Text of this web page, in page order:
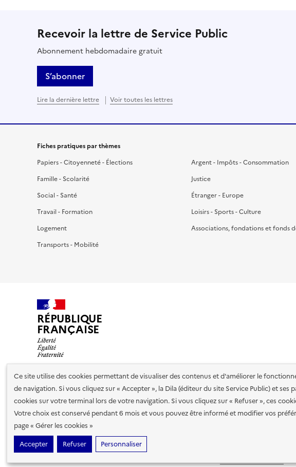
Ce site utilise des cookies permettant de visualiser des contenus et d'améliorer le
de navigation. Si vous cliquez sur « Accepter », la Dila (éditeur du site Service Public) et ses
cookies sur votre terminal lors de votre navigation. Si vous cliquez sur « Refuser », ces
Votre choix est conservé pendant 6 mois et vous pouvez être informé et modifier vos
page « Gérer les cookies »
Accepter
Refuser Personnaliser
Recevoir la lettre de Service Public
Abonnement hebdomadaire gratuit
S’abonner
Lire la dernière lettre Voir toutes les lettres
Fiches pratiques par thèmes
Papiers - Citoyenneté - Élections
Famille - Scolarité
Social - Santé
Travail - Formation
Logement
Transports - Mobilité
Argent - Impôts - Consommation
Justice
Étranger - Europe
Loisirs - Sports - Culture
Associations, fondations et fonds
RÉPUBLIQUE
FRANÇAISE
Nos partenaires
Plan du site Accessibilité : totalement conforme
cookies